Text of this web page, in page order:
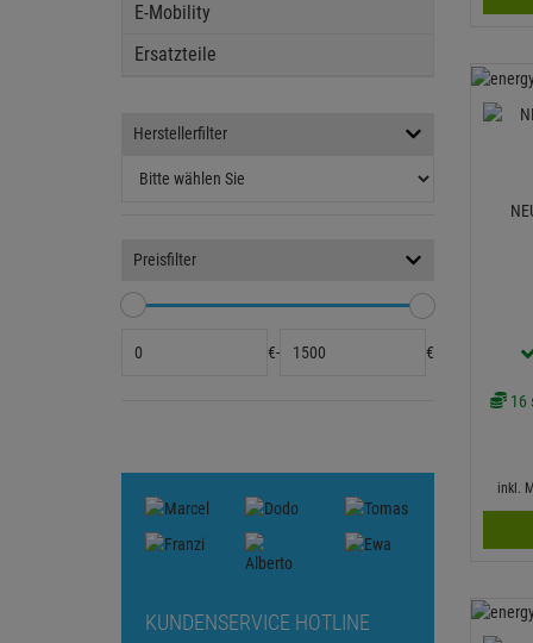
E-Mobility
Ersatzteile
Herstellerfilter
Preisfilter
€- €
KUNDENSERVICE HOTLINE
16
inkl.